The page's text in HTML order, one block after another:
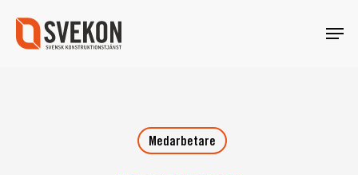
main
Menu
Medarbetare